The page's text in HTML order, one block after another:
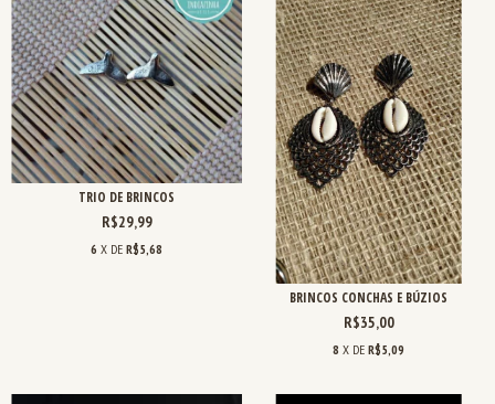
TRIO DE BRINCOS
R$29,99
6 X DE R$5,68
BRINCOS CONCHAS E BÚZIOS
R$35,00
8 X DE R$5,09